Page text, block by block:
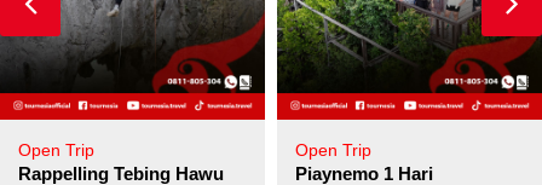
Open Trip
Rappelling Tebing Hawu
Open Trip
Piaynemo 1 Hari